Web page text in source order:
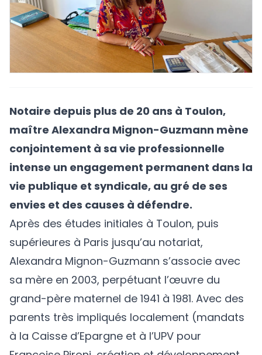
Notaire depuis plus de 20 ans à Toulon,
maître Alexandra Mignon-Guzmann mène
conjointement à sa vie professionnelle
intense un engagement permanent dans la
vie publique et syndicale, au gré de ses
envies et des causes à défendre.
Après des études initiales à Toulon, puis
supérieures à Paris jusqu’au notariat,
Alexandra Mignon-Guzmann s’associe avec
sa mère en 2003, perpétuant l’œuvre du
grand-père maternel de 1941 à 1981. Avec des
parents très impliqués localement (mandats
à la Caisse d’Epargne et à l’UPV pour